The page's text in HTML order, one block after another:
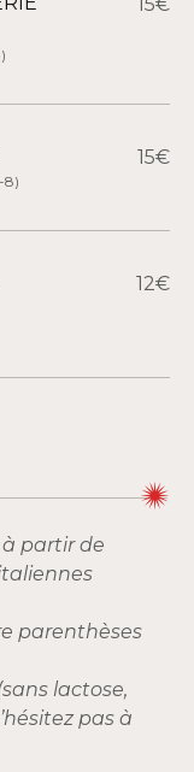
15€
8)
12€
partir de
parenthèses
lactose,
pas à